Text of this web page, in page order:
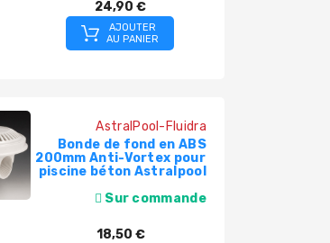
24,90 €
AJOUTER
AU PANIER
AstralPool-Fluidra
Bonde de fond en ABS
200mm Anti-Vortex pour
piscine béton Astralpool
Sur commande
18,50 €